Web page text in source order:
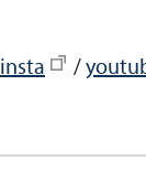
insta /